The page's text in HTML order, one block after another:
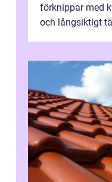
förknippar med
och långsiktigt